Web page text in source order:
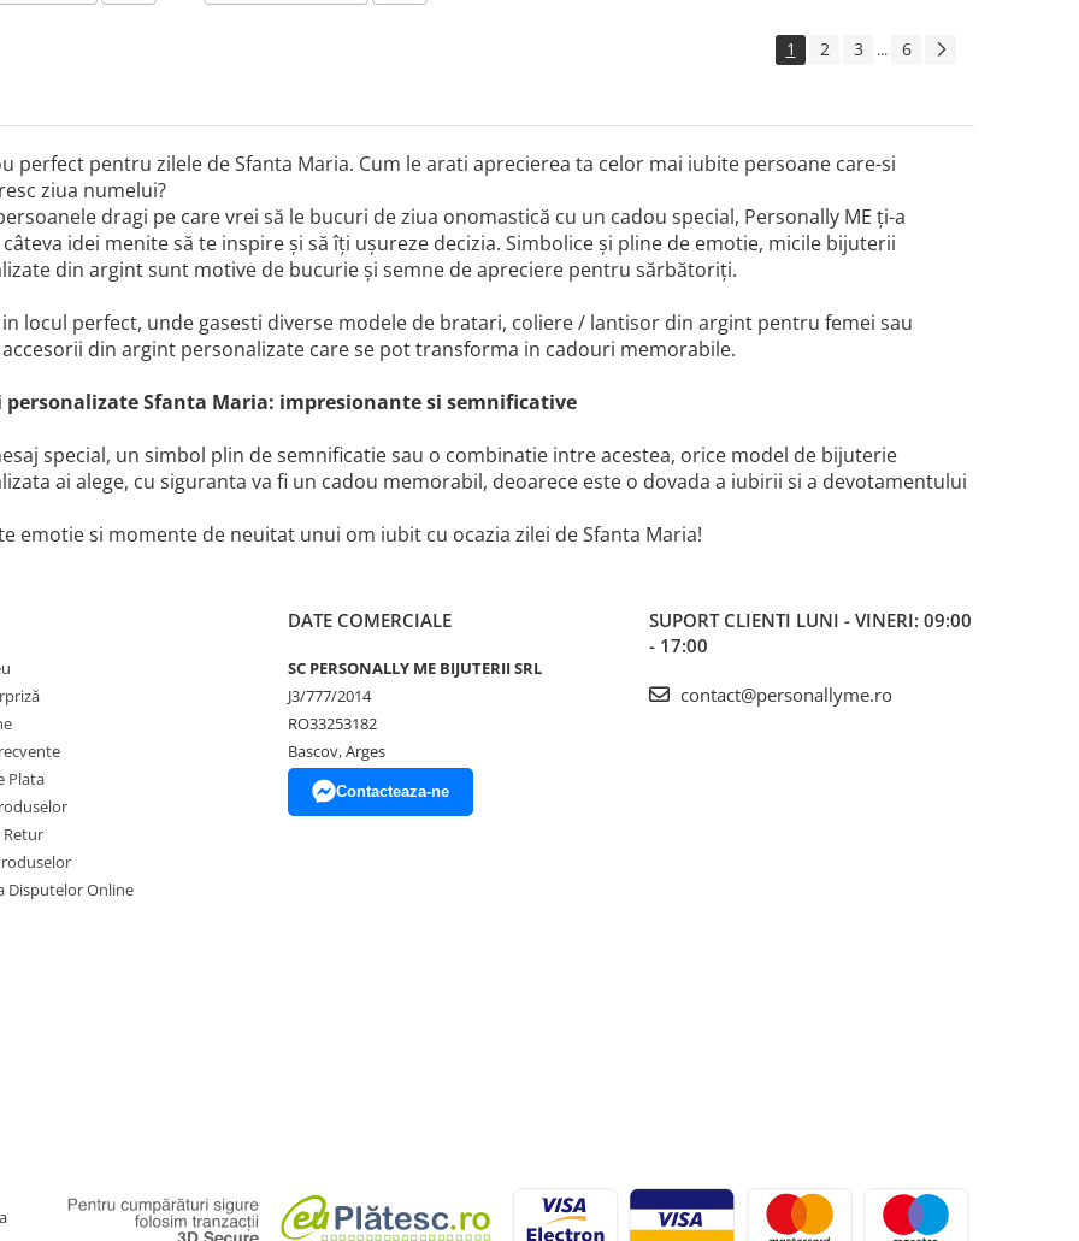
1 2 3 ... 6
perfect pentru zilele de Sfanta Maria. Cum le arati aprecierea ta celor mai iubite persoane care-si
ziua numelui?
dragi pe care vrei să le bucuri de ziua onomastică cu un cadou special, Personally ME ți-a
idei menite să te inspire și să îți ușureze decizia. Simbolice și pline de emotie, micile bijuterii
din argint sunt motive de bucurie și semne de apreciere pentru sărbătoriți.
locul perfect, unde gasesti diverse modele de bratari, coliere / lantisor din argint pentru femei sau
din argint personalizate care se pot transforma in cadouri memorabile.
personalizate Sfanta Maria: impresionante si semnificative
special, un simbol plin de semnificatie sau o combinatie intre acestea, orice model de bijuterie
ai alege, cu siguranta va fi un cadou memorabil, deoarece este o dovada a iubirii si a devotamentului
emotie si momente de neuitat unui om iubit cu ocazia zilei de Sfanta Maria!
Plata
Retur
Disputelor Online
DATE COMERCIALE
SC PERSONALLY ME BIJUTERII SRL
J3/777/2014
RO33253182
Bascov, Arges
Contacteaza-ne
SUPORT CLIENTI LUNI - VINERI: 09:00
- 17:00
contact@personallyme.ro